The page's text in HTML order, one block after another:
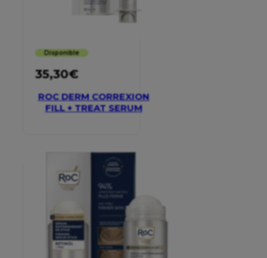
Disponible
35,30€
ROC DERM CORREXION
FILL + TREAT SERUM